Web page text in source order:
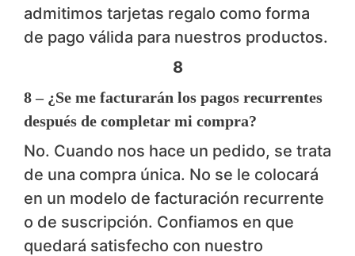
admitimos tarjetas regalo como forma
de pago válida para nuestros productos.
8
8 – ¿Se me facturarán los pagos recurrentes
después de completar mi compra?
No. Cuando nos hace un pedido, se trata
de una compra única. No se le colocará
en un modelo de facturación recurrente
o de suscripción. Confiamos en que
quedará satisfecho con nuestro